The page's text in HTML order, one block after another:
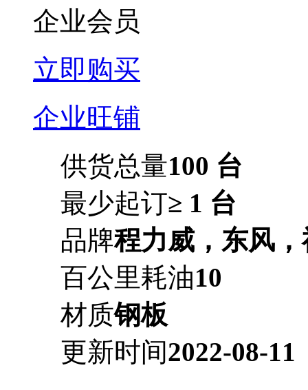
企业会员
立即购买
企业旺铺
供货总量100 台
最少起订≥ 1 台
品牌程力威，东风
百公里耗油10
材质钢板
更新时间2022-08-11